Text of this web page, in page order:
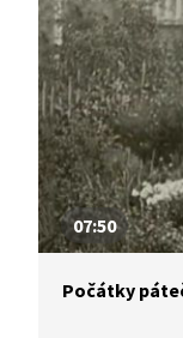
07:50
Počátky